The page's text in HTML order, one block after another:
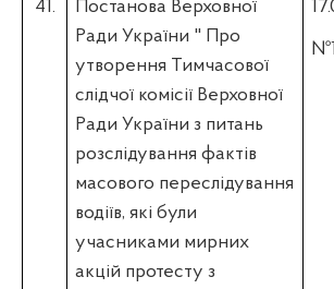
41.
Постанова Верховної
Ради України " Про
утворення Тимчасової
слідчої комісії Верховної
Ради України з питань
розслідування фактів
масового переслідування
водіїв, які були
учасниками мирних
акцій протесту з